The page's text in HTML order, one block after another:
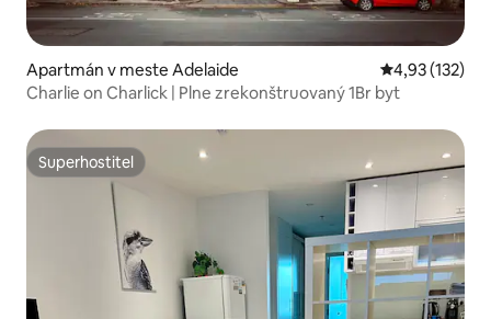
Apartmán v meste Adelaide Priemerné
4,93 (132)
Charlie on Charlick | Plne zrekonštruovaný 1Br byt
Superhostiteľ
Superhostiteľ